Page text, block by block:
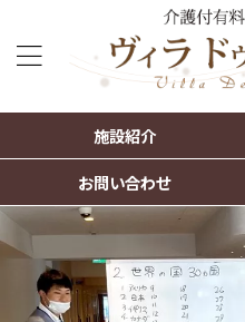
施設紹介
お問い合わせ